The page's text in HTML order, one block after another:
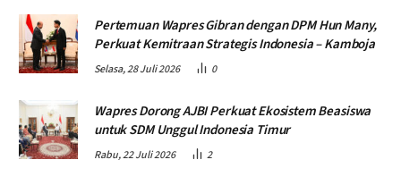
Pertemuan Wapres Gibran dengan DPM Hun Many,
Perkuat Kemitraan Strategis Indonesia – Kamboja
Selasa, 28 Juli 2026 0
Wapres Dorong AJBI Perkuat Ekosistem Beasiswa
untuk SDM Unggul Indonesia Timur
Rabu, 22 Juli 2026 2